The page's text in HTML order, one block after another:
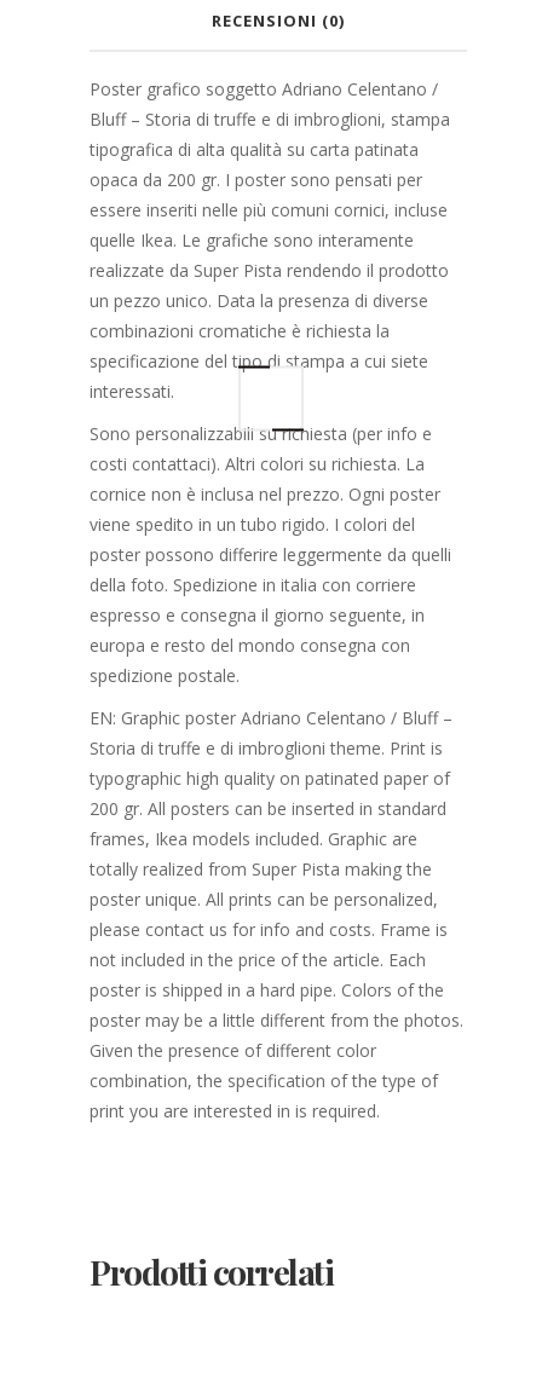
RECENSIONI (0)
Poster grafico soggetto Adriano Celentano /
Bluff – Storia di truffe e di imbroglioni, stampa
tipografica di alta qualità su carta patinata
opaca da 200 gr. I poster sono pensati per
essere inseriti nelle più comuni cornici, incluse
quelle Ikea. Le grafiche sono interamente
realizzate da Super Pista rendendo il prodotto
un pezzo unico. Data la presenza di diverse
combinazioni cromatiche è richiesta la
specificazione del tipo di stampa a cui siete
interessati.
Sono personalizzabili su richiesta (per info e
costi contattaci). Altri colori su richiesta. La
cornice non è inclusa nel prezzo. Ogni poster
viene spedito in un tubo rigido. I colori del
poster possono differire leggermente da quelli
della foto. Spedizione in italia con corriere
espresso e consegna il giorno seguente, in
europa e resto del mondo consegna con
spedizione postale.
EN: Graphic poster Adriano Celentano / Bluff –
Storia di truffe e di imbroglioni theme. Print is
typographic high quality on patinated paper of
200 gr. All posters can be inserted in standard
frames, Ikea models included. Graphic are
totally realized from Super Pista making the
poster unique. All prints can be personalized,
please contact us for info and costs. Frame is
not included in the price of the article. Each
poster is shipped in a hard pipe. Colors of the
poster may be a little different from the photos.
Given the presence of different color
combination, the specification of the type of
print you are interested in is required.
Prodotti correlati